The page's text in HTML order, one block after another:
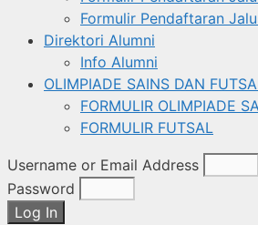
Formulir Pendaftaran
Direktori Alumni
Info Alumni
OLIMPIADE SAINS DAN
FORMULIR OLIMPIADE
FORMULIR FUTSAL
Username or Email Address
Password
Log In